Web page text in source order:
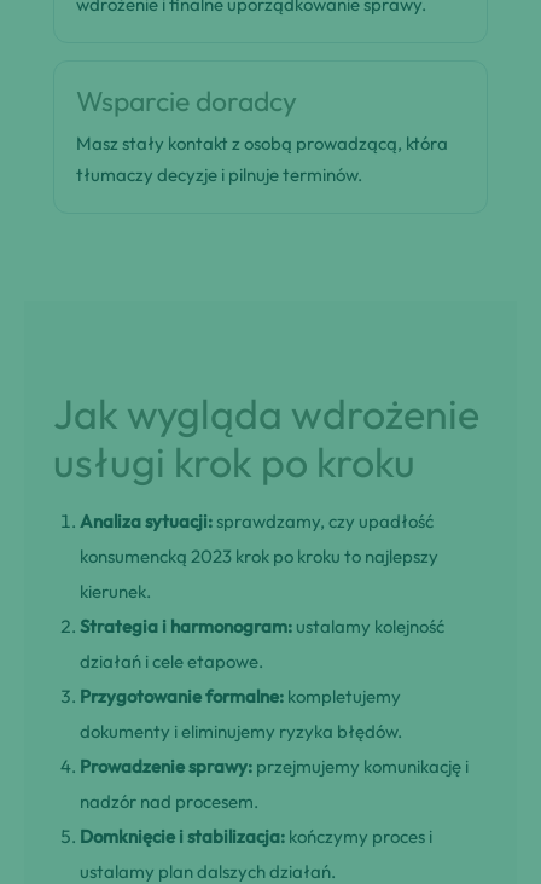
Wsparcie doradcy
Masz stały kontakt z osobą prowadzącą, która
tłumaczy decyzje i pilnuje terminów.
Jak wygląda wdrożenie
usługi krok po kroku
Analiza sytuacji: sprawdzamy, czy upadłość
konsumencką 2023 krok po kroku to najlepszy
kierunek.
Strategia i harmonogram: ustalamy kolejność
działań i cele etapowe.
Przygotowanie formalne: kompletujemy
dokumenty i eliminujemy ryzyka błędów.
Prowadzenie sprawy: przejmujemy komunikację i
nadzór nad procesem.
Domknięcie i stabilizacja: kończymy proces i
ustalamy plan dalszych działań.